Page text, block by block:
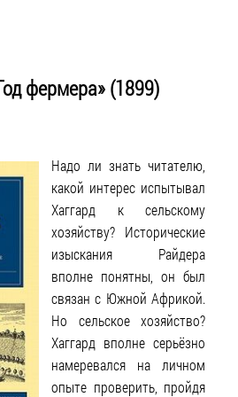
фермера» (1899)
Надо ли знать читателю,
какой интерес испытывал
Хаггард к сельскому
хозяйству? Исторические
изыскания Райдера
вполне понятны, он был
связан с Южной Африкой.
Но сельское хозяйство?
Хаггард вполне серьёзно
намеревался на личном
опыте проверить, пройдя
CATEGORIES
VISIT WEBSITE